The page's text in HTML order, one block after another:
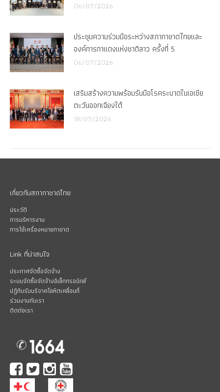
06/07/2026
ประชุมความร่วมมือระหว่างสภากาชาดไทยและ
องค์การกาแดงแห่งชาติลาว ครั้งที่ 5
06/07/2026
เสริมสร้างความพร้อมรับมือโรคระบาดในเอเชีย
ตะวันออกเฉียงใต้
18/05/2026
เกี่ยวกับสภากาชาดไทย
ประวัติ
การบริหารงาน
การใช้เครื่องหมายกาชาด
Link ที่น่าสนใจ
ประกาศจัดซื้อจัดจ้าง
ระบบจัดซื้อจัดจ้างอิเล็กทรอนิกส์
ปฏิทินรับบริจาคโลหิตเคลื่อนที่
ร่วมงานกับเรา
ติดต่อเรา